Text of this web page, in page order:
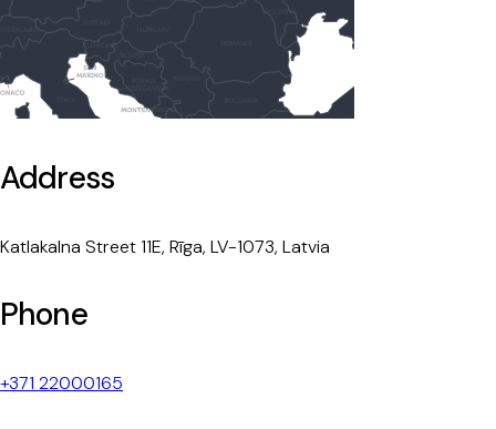
Address
Katlakalna Street 11E, Rīga, LV-1073, Latvia
Phone
+371 22000165